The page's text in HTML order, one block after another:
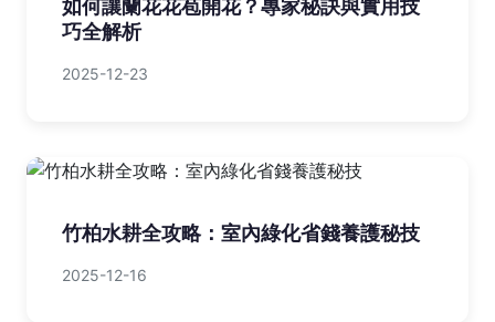
如何讓蘭花花苞開花？專家秘訣與實用技
巧全解析
2025-12-23
竹柏水耕全攻略：室內綠化省錢養護秘技
2025-12-16